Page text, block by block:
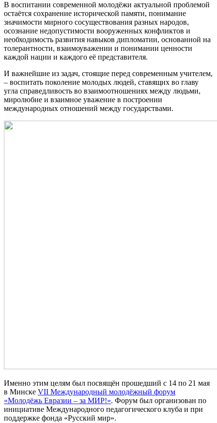
В воспитании современной молодёжи актуальной проблемой
остаётся сохранение исторической памяти, понимание
значимости мирного сосуществования разных народов,
осознание недопустимости вооруженных конфликтов и
необходимость развития навыков дипломатии, основанной на
толерантности, взаимоуважении и понимании ценности
каждой нации и каждого её представителя.
И важнейшие из задач, стоящие перед современным учителем,
– воспитать поколение молодых людей, ставящих во главу
угла справедливость во взаимоотношениях между людьми,
миролюбие и взаимное уважение в построении
международных отношений между государствами.
Именно этим целям был посвящён прошедший с 14 по 21 мая
в Минске VII Международный молодёжный форум
«Молодёжь Евразии – за МИР!». Форум был организован по
инициативе Международного педагогического клуба и при
поддержке фонда «Русский мир».